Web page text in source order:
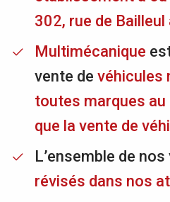
302, rue de
Multimécanique
vente de véhicules
toutes marques
que la vente de
L’ensemble de
révisés dans nos